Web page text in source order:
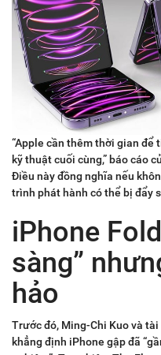
“Apple cần thêm thời gian
kỹ thuật cuối cùng,” báo cáo
Điều này đồng nghĩa nếu
trình phát hành có thể bị đẩy
iPhone
sàng”
hảo
Trước đó, Ming-Chi Kuo và
khẳng định iPhone gập đã